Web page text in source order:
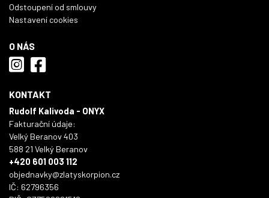
Odstoupení od smlouvy
Nastavení cookies
O NÁS
KONTAKT
Rudolf Kalivoda - ONYX
Fakturační údaje:
Velký Beranov 403
588 21 Velký Beranov
+420 601 003 112
objednavky@zlatyskorpion.cz
IČ: 62796356